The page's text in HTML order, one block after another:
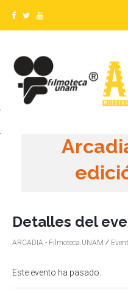
Detalles del
ARCADIA - Filmoteca UNAM ⁄
Este evento ha pasado.